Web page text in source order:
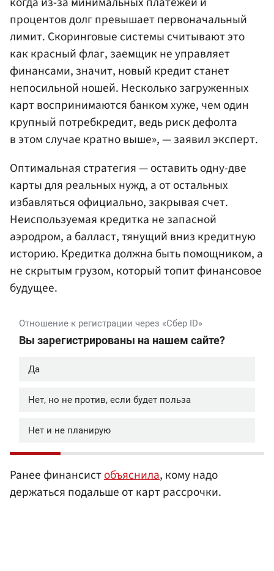
процентов долг превышает первоначальный
лимит. Скоринговые системы считывают это
как красный флаг, заемщик не управляет
финансами, значит, новый кредит станет
непосильной ношей. Несколько загруженных
карт воспринимаются банком хуже, чем один
крупный потребкредит, ведь риск дефолта
в этом случае кратно выше», — заявил эксперт.
Оптимальная стратегия — оставить одну-две
карты для реальных нужд, а от остальных
избавляться официально, закрывая счет.
Неиспользуемая кредитка не запасной
аэродром, а балласт, тянущий вниз кредитную
историю. Кредитка должна быть помощником, а
не скрытым грузом, который топит финансовое
будущее.
Ранее финансистобъяснила, кому надо
держаться подальше от карт рассрочки.